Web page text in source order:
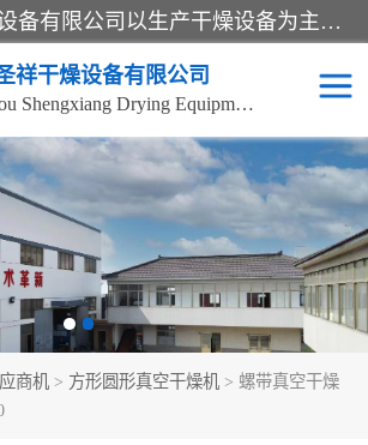
常州市圣祥干燥设备有限公司以生产干燥设备为主导产品，提供：干燥设备、干燥机、混合机、气流干燥机、烘箱、热风循环烘箱、沸腾干燥机、烘干机、喷雾干燥机等产品的生产、制造与销售服务。
祥干燥设备有限公司
Changzhou Shengxiang Drying Equipment Co. , Ltd.
商机 > 方形圆形真空干燥机 > 螺带真空干燥
双锥真空干燥机
滚筒刮板干燥机
闪蒸干燥机
高速混合机